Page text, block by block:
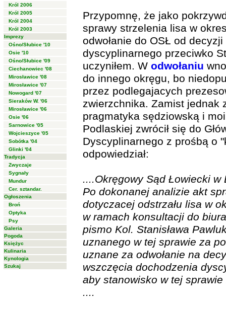
Król 2006
Król 2005
Król 2004
Król 2003
Imprezy
Ośno/Słubice '10
Osie '10
Ośno/Słubice '09
Ciechanowiec '08
Mirosławice '08
Mirosławice '07
Nowogard '07
Sieraków W. '06
Mirosławice '06
Osie '06
Sarnowice '05
Wojcieszyce '05
Sobótka '04
Glinki '04
Tradycja
Zwyczaje
Sygnały
Mundur
Cer. sztandar.
Ogłoszenia
Broń
Optyka
Psy
Galeria
Pogoda
Księżyc
Kulinaria
Kynologia
Szukaj
Przypomnę, że jako
sprawy strzelenia lisa w
odwołanie do OSŁ od
dyscyplinarnego przeciwko
uczyniłem. W odwołaniu
do innego okręgu, bo
przez podlegajacych
zwierzchnika. Zamist jednak
pragmatyka sędziowską i
Podlaskiej zwrócił się do
Dyscyplinarnego z prośbą o
odpowiedział:
....Okręgowy Sąd Łowiecki w
Po dokonanej analizie akt
dotyczacej odstrzału lisa w
w ramach konsultacji do
pismo Kol. Stanisława
uznanego w tej sprawie za
uznane za odwołanie na
wszczęcia dochodzenia
aby stanowisko w tej
....